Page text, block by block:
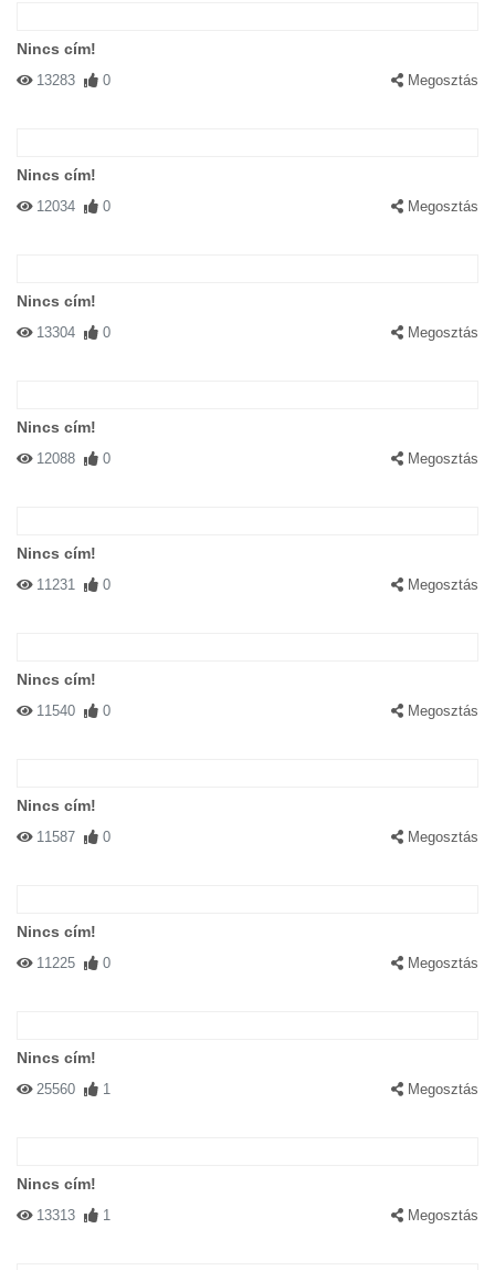
Nincs cím!
13283 0 Megosztás
Nincs cím!
12034 0 Megosztás
Nincs cím!
13304 0 Megosztás
Nincs cím!
12088 0 Megosztás
Nincs cím!
11231 0 Megosztás
Nincs cím!
11540 0 Megosztás
Nincs cím!
11587 0 Megosztás
Nincs cím!
11225 0 Megosztás
Nincs cím!
25560 1 Megosztás
Nincs cím!
13313 1 Megosztás